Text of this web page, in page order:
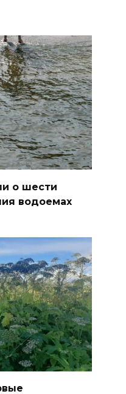
о шести
водоемах